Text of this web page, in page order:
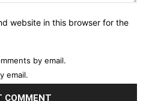
website in this browser for the
by email.
email.